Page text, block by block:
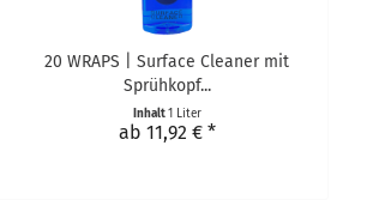
20 WRAPS | Surface Cleaner mit
Sprühkopf...
Inhalt1 Liter
ab 11,92 € *